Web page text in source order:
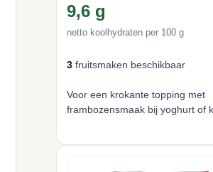
9,6 g
netto koolhydraten per 100 g
3 fruitsmaken beschikbaar
Voor een krokante topping met
frambozensmaak bij yoghurt of